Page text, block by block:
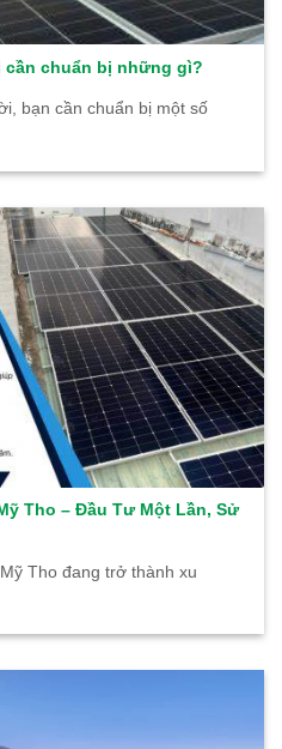
chuẩn bị những gì?
bạn cần chuẩn bị một số
Tho – Đầu Tư Một Lần, Sử
Tho đang trở thành xu